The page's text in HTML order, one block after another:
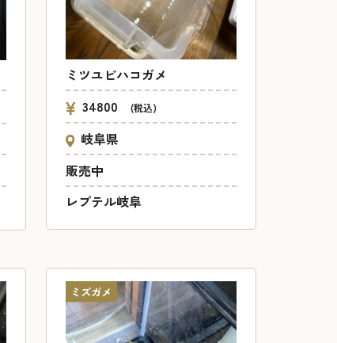
ミツユビハコガメ
34800
(税込)
岐阜県
販売中
レプテル岐阜
ミズガメ